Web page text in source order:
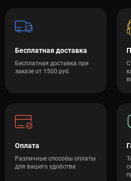
Бесплатная доставка
Бесплатная доставка при
заказе от 1500 руб.
Оплата
Различные способы оплаты
для вашего удобства